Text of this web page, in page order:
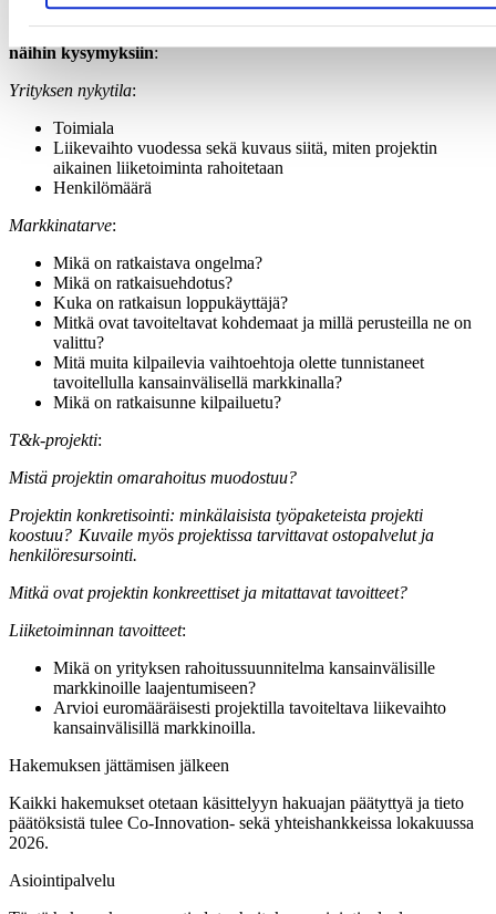
Jos olet yritysosallistuja Co-Innovation-hankkeessa, vastaa
näihin kysymyksiin:
Yrityksen nykytila:
Toimiala
Liikevaihto vuodessa sekä kuvaus siitä, miten projektin
aikainen liiketoiminta rahoitetaan
Henkilömäärä
Markkinatarve:
Mikä on ratkaistava ongelma?
Mikä on ratkaisuehdotus?
Kuka on ratkaisun loppukäyttäjä?
Mitkä ovat tavoiteltavat kohdemaat ja millä perusteilla ne on
valittu?
Mitä muita kilpailevia vaihtoehtoja olette tunnistaneet
tavoitellulla kansainvälisellä markkinalla?
Mikä on ratkaisunne kilpailuetu?
T&k-projekti:
Mistä projektin omarahoitus muodostuu?
Projektin konkretisointi: minkälaisista työpaketeista projekti
koostuu? Kuvaile myös projektissa tarvittavat ostopalvelut ja
henkilöresursointi.
Mitkä ovat projektin konkreettiset ja mitattavat tavoitteet?
Liiketoiminnan tavoitteet:
Mikä on yrityksen rahoitussuunnitelma kansainvälisille
markkinoille laajentumiseen?
Arvioi euromääräisesti projektilla tavoiteltava liikevaihto
kansainvälisillä markkinoilla.
Hakemuksen jättämisen jälkeen
Kaikki hakemukset otetaan käsittelyyn hakuajan päätyttyä ja tieto
päätöksistä tulee Co-Innovation- sekä yhteishankkeissa lokakuussa
2026.
Asiointipalvelu